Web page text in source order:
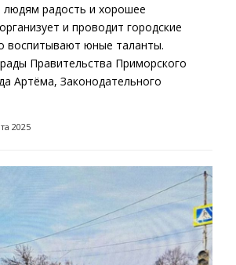
людям радость и хорошее
и проводит городские
воспитывают юные таланты.
Правительства Приморского
Артёма, Законодательного
2025